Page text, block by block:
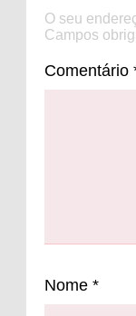
O seu
Campos
Comentário
Nome *